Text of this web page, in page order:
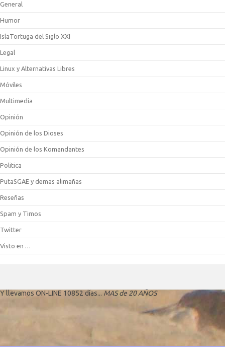
General
Humor
IslaTortuga del Siglo XXI
Legal
Linux y Alternativas Libres
Móviles
Multimedia
Opinión
Opinión de los Dioses
Opinión de los Komandantes
Politica
PutaSGAE y demas alimañas
Reseñas
Spam y Timos
Twitter
Visto en …
Y llevamos ON-LINE 10852 días... MAS de 20 AÑOS